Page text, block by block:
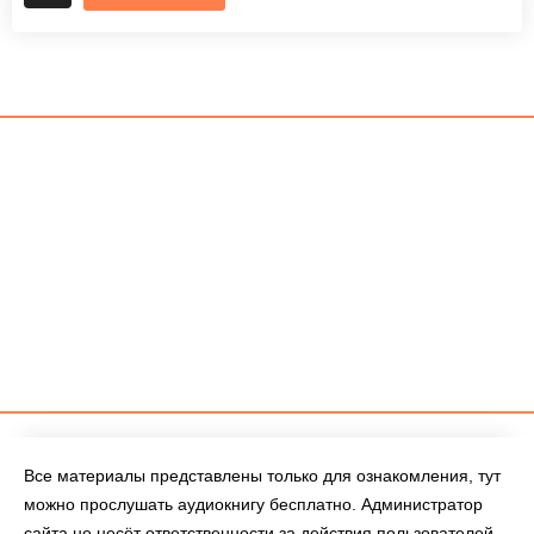
Все материалы представлены только для ознакомления, тут
можно прослушать аудиокнигу бесплатно. Администратор